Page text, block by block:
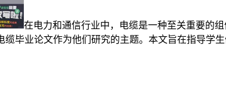
在电力和通信行业中，电缆是一种至关重要的
毕业论文作为他们研究的主题。本文旨在指导学